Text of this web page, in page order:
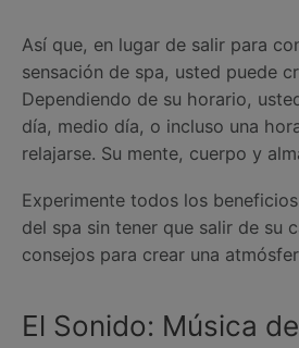
Así que, en lugar de salir para
sensación de spa, usted puede
Dependiendo de su horario,
día, medio día, o incluso una
relajarse. Su mente, cuerpo y
Experimente todos los
del spa sin tener que salir de su
consejos para crear una
El Sonido: Música